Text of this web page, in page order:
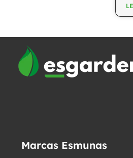
Marcas Esmunas